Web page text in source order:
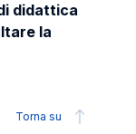
didattica
la
Torna su